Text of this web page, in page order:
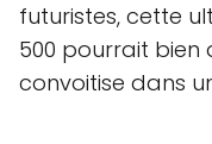
futuristes, cette
500 pourrait bien
convoitise dans